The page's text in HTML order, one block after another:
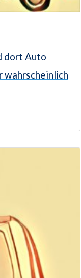
dort Auto
wahrscheinlich